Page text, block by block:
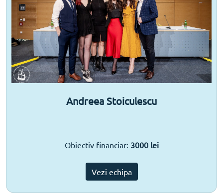
Andreea Stoiculescu
Obiectiv financiar: 3000 lei
Vezi echipa